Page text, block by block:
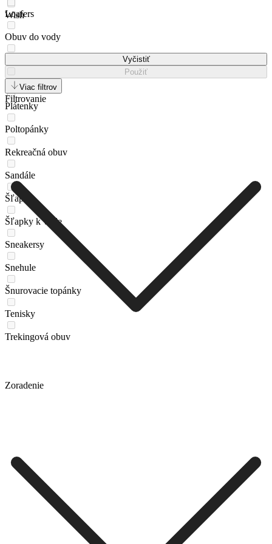
Wish
Loafers
Obuv do vody
Papuče
Plátenky
Poltopánky
Rekreačná obuv
Sandále
Šľapky
Šľapky k vode
Sneakersy
Snehule
Šnurovacie topánky
Tenisky
Trekingová obuv
Vyčistiť
Použiť
Viac filtrov
Filtrovanie
Zoradenie